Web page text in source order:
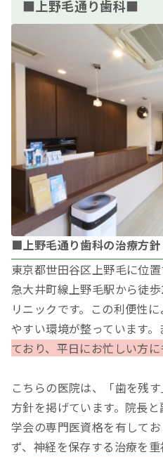
■上野毛通り歯科■
■上野毛通り歯科の治療方針
東京都世田谷区上野毛に位
急大井町線上野毛駅から徒
リニックです。この利便性
やすい環境が整っています。
ており、平日にお忙しい方に
こちらの医院は、「歯を残
方針を掲げています。院長
学会の専門医資格を有して
ず、神経を保存する治療を